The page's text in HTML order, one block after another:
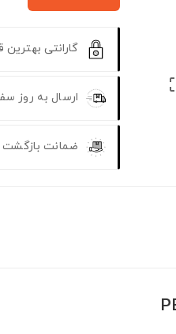
گارانتی
ارسال به روز
ضمانت